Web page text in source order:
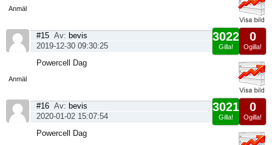
Anmäl
Anmäl
0
Ogilla!
3022
Gilla!
#15 Av: bevis
2019-12-30 09:30:25
Powercell Dag
0
Ogilla!
3021
Gilla!
#16 Av: bevis
2020-01-02 15:07:54
Powercell Dag